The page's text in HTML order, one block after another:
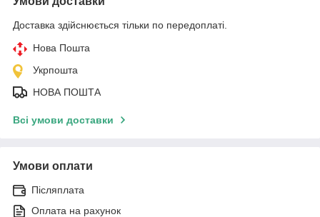
Доставка здійснюється тільки по передоплаті.
Нова Пошта
Укрпошта
НОВА ПОШТА
Всі умови доставки
Умови оплати
Післяплата
Оплата на рахунок